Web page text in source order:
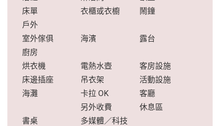
床單
衣櫃或衣櫥
鬧鐘
戶外
室外傢俱
海濱
露台
廚房
烘衣機
電熱水壺
客房設施
床邊插座
吊衣架
活動設施
海灘
卡拉 OK
另外收費
客廳
休息區
書桌
多媒體／科技